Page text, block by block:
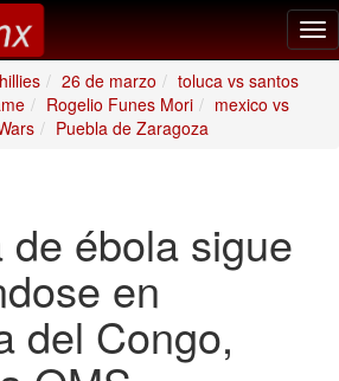
26 de marzo
toluca vs santos
Rogelio Funes Mori
mexico vs
Puebla de Zaragoza
de ébola sigue
en
del Congo,